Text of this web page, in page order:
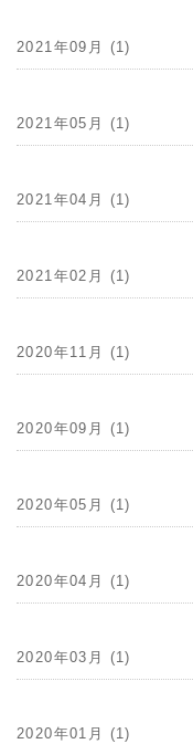
2021年09月 (1)
2021年05月 (1)
2021年04月 (1)
2021年02月 (1)
2020年11月 (1)
2020年09月 (1)
2020年05月 (1)
2020年04月 (1)
2020年03月 (1)
2020年01月 (1)